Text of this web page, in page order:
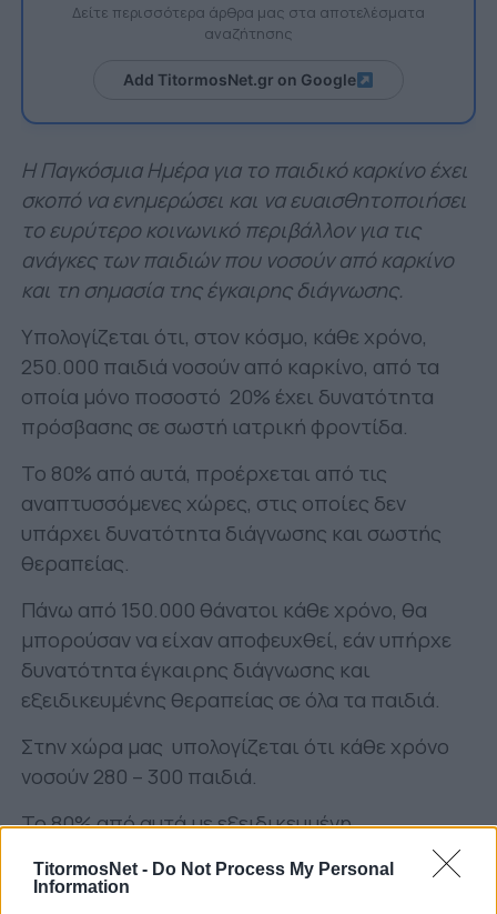
TitormosNet - Do Not Process My Personal
Information
Δείτε περισσότερα άρθρα μας στα αποτελέσματα
αναζήτησης
Add TitormosNet.gr on Google
Η Παγκόσμια Ημέρα για το παιδικό καρκίνο έχει
σκοπό να ενημερώσει και να ευαισθητοποιήσει
το ευρύτερο κοινωνικό περιβάλλον για τις
ανάγκες των παιδιών που νοσούν από καρκίνο
και τη σημασία της έγκαιρης διάγνωσης.
Υπολογίζεται ότι, στον κόσμο, κάθε χρόνο,
250.000 παιδιά νοσούν από καρκίνο, από τα
οποία μόνο ποσοστό 20% έχει δυνατότητα
πρόσβασης σε σωστή ιατρική φροντίδα.
Το 80% από αυτά, προέρχεται από τις
αναπτυσσόμενες χώρες, στις οποίες δεν
υπάρχει δυνατότητα διάγνωσης και σωστής
θεραπείας.
Πάνω από 150.000 θάνατοι κάθε χρόνο, θα
μπορούσαν να είχαν αποφευχθεί, εάν υπήρχε
δυνατότητα έγκαιρης διάγνωσης και
εξειδικευμένης θεραπείας σε όλα τα παιδιά.
Στην χώρα μας υπολογίζεται ότι κάθε χρόνο
νοσούν 280 – 300 παιδιά.
Το 80% από αυτά με εξειδικευμένη
Στον καρκίνο της παιδικής ηλικίας δεν υπάρχει